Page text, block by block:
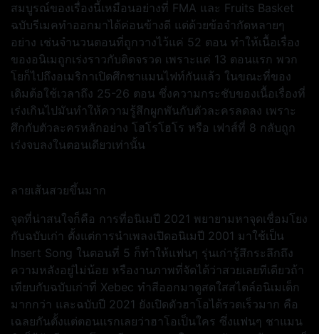
สมบูรณ์ของเรื่องนี้เหมือนอย่างที่ FMA และ Fruits Basket
ฉบับรีเมคทำออกมาได้ค่อนข้างดี แต่ด้วยข้อจำกัดหลายๆ
อย่าง เช่นจำนวนตอนที่ถูกวางไว้แค่ 52 ตอน ทำให้เนื้อเรื่อง
ของอนิเมถูกเร่งราวกับติดจรวด เพราะแค่ 13 ตอนแรก พวก
โยก็ไปถึงอเมริกาเปิดศึกชาแมนไฟท์กันแล้ว ในขณะที่ของ
เดิมต้อใช้เวลาถึง 25-26 ตอน ซึ่งความกระชับของเนื้อเรื่องที่
เร่งเกินไปมันทำให้ความรู้สึกผูกพันกับตัวละครลดลง เพราะ
ศึกกับตัวละครหลักอย่าง โฮโรโฮโร หรือ เฟาส์ที่ 8 กลับถูก
เร่งจบลงในตอนเดียวเท่านั้น
ลายเส้นสวยขึ้นมาก
จุดที่น่าสนใจก็คือ การที่อนิเมปี 2021 พยายามหาจุดเชื่อมโยง
กับฉบับเก่า ตั้งแต่การนำเพลงเปิดอนิเมปี 2001 มาใช้เป็น
Insert Song ในตอนที่ 5 ก็ทำให้แฟนๆ รุ่นเก่ารู้สึกระลึกถึง
ความหลังอยู่ไม่น้อย หรืองานภาพที่จัดได้ว่าสวยเลยทีเดียวถ้า
เทียบกับฉบับเก่าที่ Xebec ทำสีออกมาดูสดใสสไตล์อนิเมเด็ก
มากกว่า และฉบับปี 2021 ยังเปิดตัวฮาโอได้รวดเร็วมาก คือ
เฉลยกันตั้งแต่ตอนแรกเลยว่าฮาโอเป็นใคร ซึ่งแฟนๆ ชาแมน